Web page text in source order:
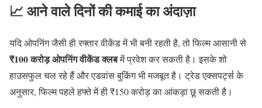
📈 आने वाले दिनों की कमाई का अंदाज़ा
यदि ओपनिंग जैसी ही रफ्तार वीकेंड में भी बनी रहती है, तो फिल्म आसानी से
₹100 करोड़ ओपनिंग वीकेंड क्लबमें प्रवेश कर सकती है। इसके शो
हाउसफुल चल रहे हैं और एडवांस बुकिंग भी मजबूत है। ट्रेड एक्सपर्ट्स के
अनुसार, फिल्म पहले हफ्ते में ही ₹150 करोड़ का आंकड़ा छू सकती है।